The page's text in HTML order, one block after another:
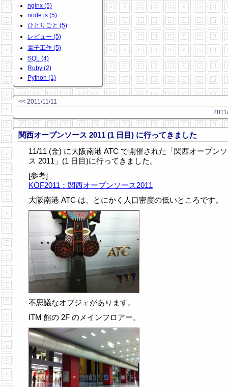
nginx (5)
node.js (5)
ひとりごと (5)
レビュー (5)
電子工作 (5)
SQL (4)
Ruby (2)
Python (1)
<< 2011/11/11
関西オープンソース 2011 (1 日目) に行ってきました
11/11 (金) に大阪南港 ATC で開催された「関西オープン
ス 2011」(1 日目)に行ってきました。
[参考]
KOF2011：関西オープンソース2011
大阪南港 ATC は、とにかく人口密度の低いところです。
不思議なオブジェがあります。
ITM 館の 2F のメインフロアー。